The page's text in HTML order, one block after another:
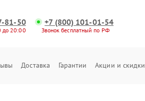
81-50
до 20:00
+7 (800) 101-01-54
Звонок бесплатный по РФ
Доставка Гарантии Акции и скидки